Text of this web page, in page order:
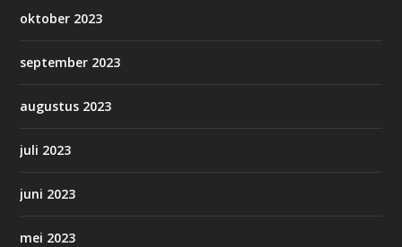
oktober 2023
september 2023
augustus 2023
juli 2023
juni 2023
mei 2023